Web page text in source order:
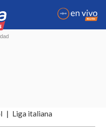
Liga italiana